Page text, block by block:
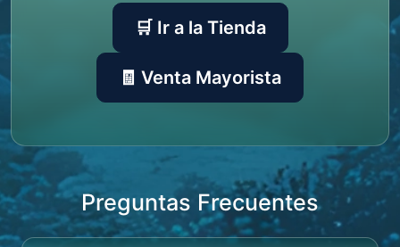
🛒 Ir a la Tienda
🧾 Venta Mayorista
Preguntas Frecuentes